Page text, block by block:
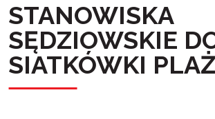
STANOWISKA
SĘDZIOWSKIE
SIATKÓWKI